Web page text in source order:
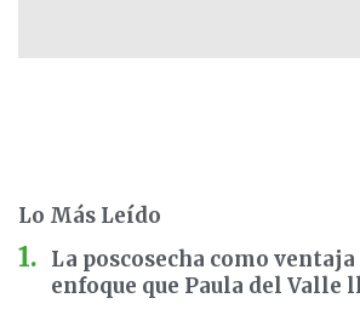
Lo Más Leído
La poscosecha como
enfoque que Paula del Valle